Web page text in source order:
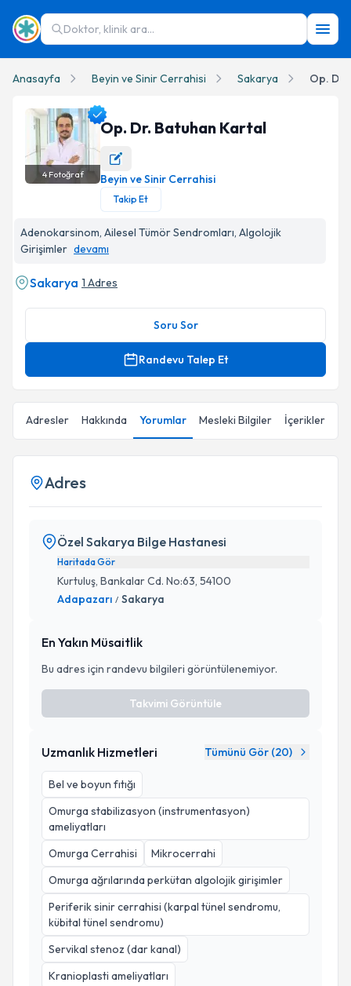
Doktor, klinik ara...
Anasayfa Beyin ve Sinir Cerrahisi Sakarya Op. Dr.
Op. Dr. Batuhan Kartal Profil Fotoğrafı
4Fotoğraf
Op. Dr. Batuhan Kartal
Beyin ve Sinir Cerrahisi
Takip Et
Adenokarsinom, Ailesel Tümör Sendromları, Algolojik
Girişimler devamı
Sakarya 1 Adres
Soru Sor
Randevu Talep Et
Adresler Hakkında Yorumlar Mesleki Bilgiler İçerikler
Adres
Özel Sakarya Bilge Hastanesi
Haritada Gör
Kurtuluş, Bankalar Cd. No:63, 54100
Adapazarı / Sakarya
En Yakın Müsaitlik
Bu adres için randevu bilgileri görüntülenemiyor.
Takvimi Görüntüle
Uzmanlık Hizmetleri Tümünü Gör (20)
Bel ve boyun fıtığı
Omurga stabilizasyon (instrumentasyon)
ameliyatları
Omurga Cerrahisi
Mikrocerrahi
Omurga ağrılarında perkütan algolojik girişimler
Periferik sinir cerrahisi (karpal tünel sendromu,
kübital tünel sendromu)
Servikal stenoz (dar kanal)
Kranioplasti ameliyatları